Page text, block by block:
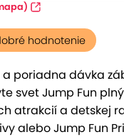
hodnotenie
a poriadna dávka
svet Jump Fun
atrakcií a detskej
alebo Jump Fun